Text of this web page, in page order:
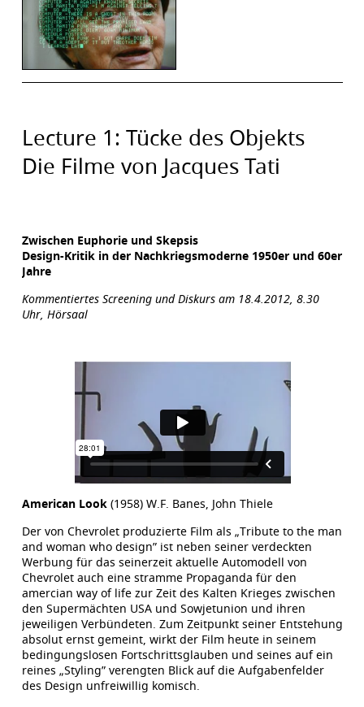
Lecture 1: Tücke des Objekts
Die Filme von Jacques Tati
Zwischen Euphorie und Skepsis
Design-Kritik in der Nachkriegsmoderne 1950er und 60er
Jahre
Kommentiertes Screening und Diskurs am 18.4.2012, 8.30
Uhr, Hörsaal
American Look(1958) W.F. Banes, John Thiele
Der von Chevrolet produzierte Film als „Tribute to the man
and woman who design” ist neben seiner verdeckten
Werbung für das seinerzeit aktuelle Automodell von
Chevrolet auch eine stramme Propaganda für den
amercian way of life zur Zeit des Kalten Krieges zwischen
den Supermächten USA und Sowjetunion und ihren
jeweiligen Verbündeten. Zum Zeitpunkt seiner Entstehung
absolut ernst gemeint, wirkt der Film heute in seinem
bedingungslosen Fortschrittsglauben und seines auf ein
reines „Styling” verengten Blick auf die Aufgabenfelder
des Design unfreiwillig komisch.